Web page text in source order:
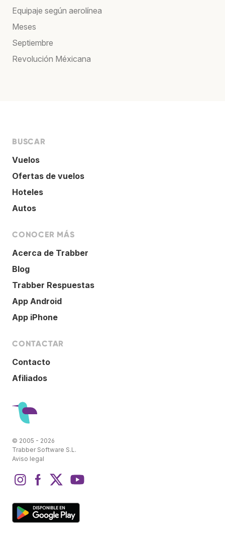
Equipaje según aerolínea
Meses
Septiembre
Revolución Méxicana
BUSCAR
Vuelos
Ofertas de vuelos
Hoteles
Autos
CONOCER MÁS
Acerca de Trabber
Blog
Trabber Respuestas
App Android
App iPhone
CONTACTAR
Contacto
Afiliados
© 2005 - 2026
Trabber Software S.L.
Aviso legal